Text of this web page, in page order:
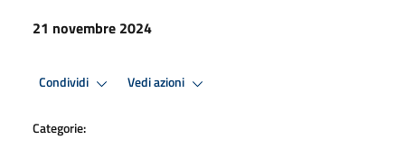
21 novembre 2024
Condividi Vedi azioni
Categorie: